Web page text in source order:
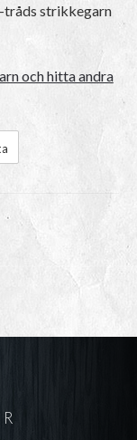
tråds strikkegarn
och hitta andra